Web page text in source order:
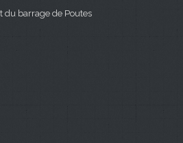
barrage de Poutes